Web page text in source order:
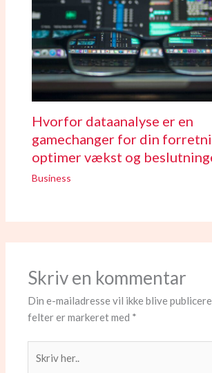
Hvorfor dataanalyse er en
gamechanger for din
optimer vækst og
Business
Skriv en kommentar
Din e-mailadresse vil ikke blive
felter er markeret med *
her..